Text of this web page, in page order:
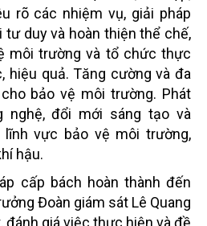
rõ các nhiệm vụ, giải pháp
duy và hoàn thiện thể chế,
môi trường và tổ chức thực
hiệu quả. Tăng cường và đa
bảo vệ môi trường. Phát
nghệ, đổi mới sáng tạo và
vực bảo vệ môi trường,
hậu.
cấp bách hoàn thành đến
Đoàn giám sát Lê Quang
đánh giá việc thực hiện và đề